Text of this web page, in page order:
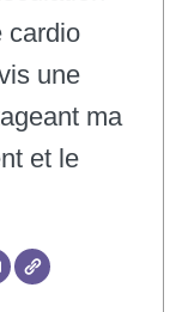
cardio
une
ma
et le